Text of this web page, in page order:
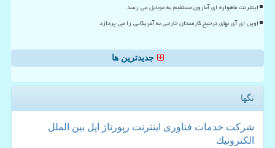
اینترنت ماهواره ای آمازون مستقیم به موبایل می رسد
اوپن ای آی بهای ترجیح کارمندان خارجی به آمریکایی را می پردازد
جدیدترین ها
تگها
شركت خدمات فناوری اینترنت رپورتاژ اپل بین الملل
الكترونیك